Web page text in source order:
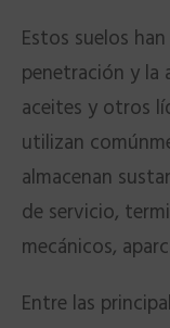
Estos suelos
penetración y la
aceites y otros
utilizan
almacenan
de servicio,
mecánicos,
Entre las